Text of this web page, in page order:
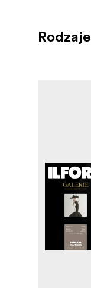
Rodzaje